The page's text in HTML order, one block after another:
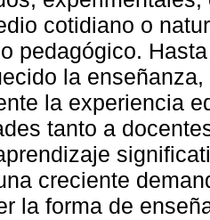
cotidiano o
pedagógico.
la
la experiencia
tanto a
creciente
la forma de